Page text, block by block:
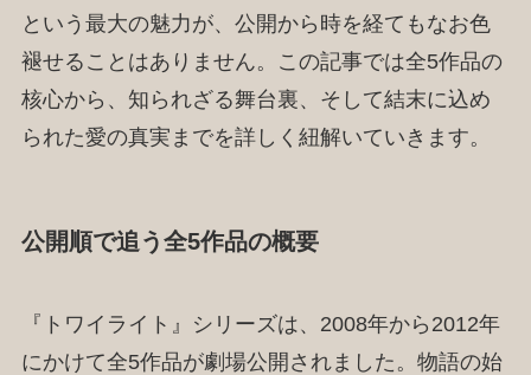
という最大の魅力が、公開から時を経てもなお色
褪せることはありません。この記事では全5作品の
核心から、知られざる舞台裏、そして結末に込め
られた愛の真実までを詳しく紐解いていきます。
公開順で追う全5作品の概要
『トワイライト』シリーズは、2008年から2012年
にかけて全5作品が劇場公開されました。物語の始